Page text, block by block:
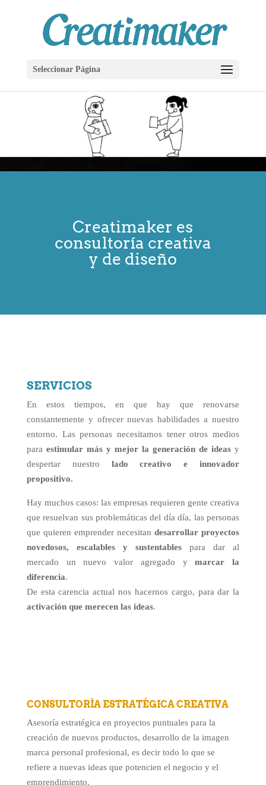
Seleccionar Página
Creatimaker es
consultoría creativa
y de diseño
SERVICIOS
En estos tiempos, en que hay que renovarse
constantemente y ofrecer nuevas habilidades a nuestro
entorno. Las personas necesitamos tener otros medios
para estimular más y mejor la generación de ideas y
despertar nuestro lado creativo e innovador
propositivo.
Hay muchos casos: las empresas requieren gente creativa
que resuelvan sus problemáticas del día día, las personas
que quieren emprender necesitandesarrollar proyectos
novedosos, escalables y sustentables para dar al
mercado un nuevo valor agregado ymarcar la
diferencia.
De esta carencia actual nos hacernos cargo, para dar la
activación que merecen las ideas.
CONSULTORÍA ESTRATÉGICA CREATIVA
Asesoría estratégica en proyectos puntuales para la
creación de nuevos productos, desarrollo de la imagen
marca personal profesional, es decir todo lo que se
refiere a nuevas ideas que potencien el negocio y el
emprendimiento.